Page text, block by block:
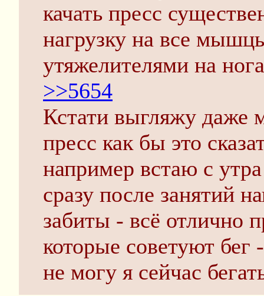
качать пресс
нагрузку на все
утяжелителями на
>>5654
Кстати выгляжу даже
пресс как бы это
например встаю с
сразу после занятий
забиты - всё отлично
которые советуют бег
не могу я сейчас